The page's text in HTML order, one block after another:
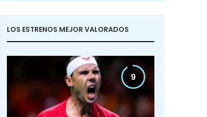
LOS ESTRENOS MEJOR VALORADOS
9